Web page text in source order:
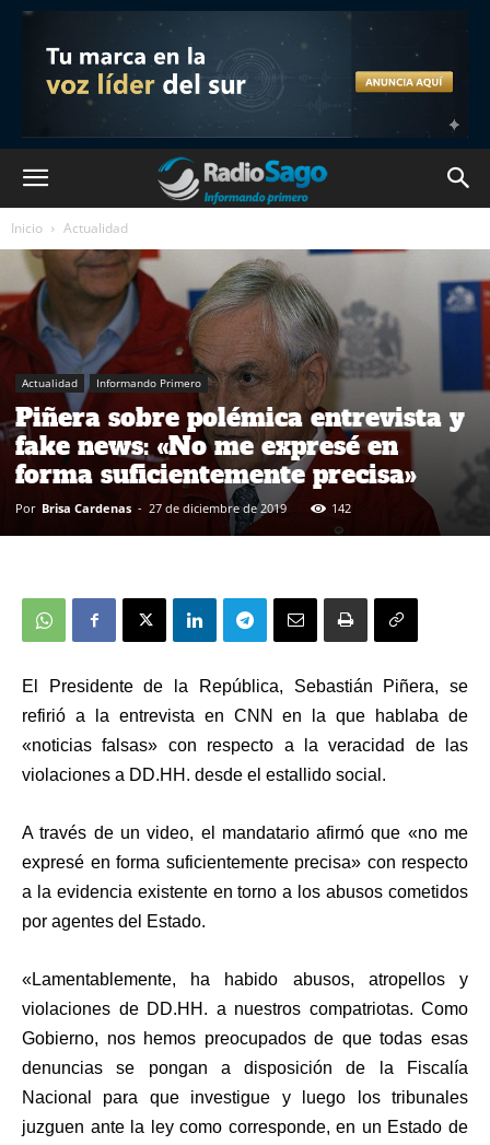
Inicio Actualidad
Actualidad Informando Primero
Piñera sobre polémica entrevista y
fake news: «No me expresé en
forma suficientemente precisa»
Por Brisa Cardenas - 27 de diciembre de 2019 142
El Presidente de la República, Sebastián Piñera, se
refirió a la entrevista en CNN en la que hablaba de
«noticias falsas» con respecto a la veracidad de las
violaciones a DD.HH. desde el estallido social.
A través de un video, el mandatario afirmó que «no me
expresé en forma suficientemente precisa» con respecto
a la evidencia existente en torno a los abusos cometidos
por agentes del Estado.
«Lamentablemente, ha habido abusos, atropellos y
violaciones de DD.HH. a nuestros compatriotas. Como
Gobierno, nos hemos preocupados de que todas esas
denuncias se pongan a disposición de la Fiscalía
Nacional para que investigue y luego los tribunales
juzguen ante la ley como corresponde, en un Estado de